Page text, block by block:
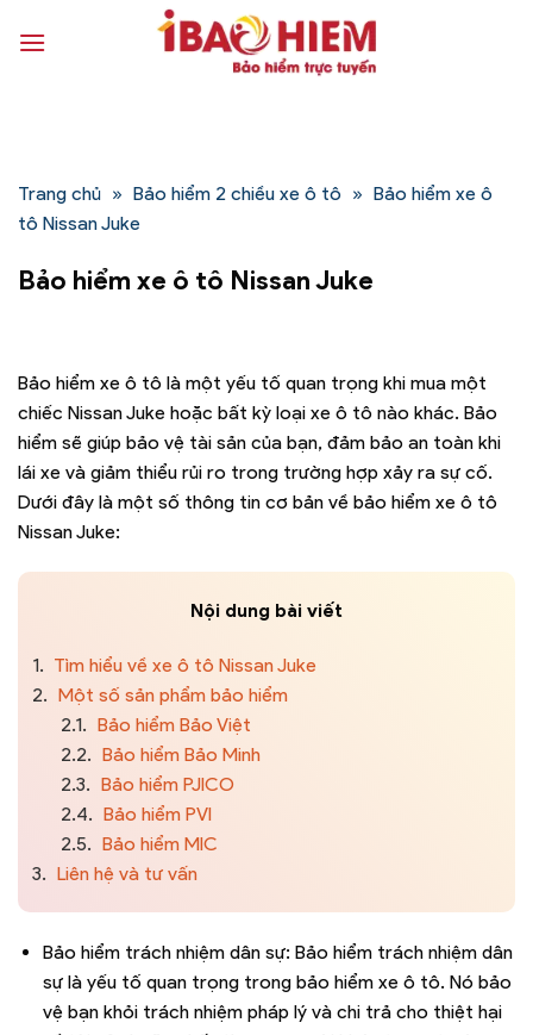
qua
Trang chủ » Bảo hiểm 2 chiều xe ô tô » Bảo hiểm xe ô
tô Nissan Juke
Bảo hiểm xe ô tô Nissan Juke
Bảo hiểm xe ô tô là một yếu tố quan trọng khi mua một
chiếc Nissan Juke hoặc bất kỳ loại xe ô tô nào khác. Bảo
hiểm sẽ giúp bảo vệ tài sản của bạn, đảm bảo an toàn khi
lái xe và giảm thiểu rủi ro trong trường hợp xảy ra sự cố.
Dưới đây là một số thông tin cơ bản về bảo hiểm xe ô tô
Nissan Juke:
Nội dung bài viết
1. Tìm hiểu về xe ô tô Nissan Juke
2. Một số sản phẩm bảo hiểm
2.1. Bảo hiểm Bảo Việt
2.2. Bảo hiểm Bảo Minh
2.3. Bảo hiểm PJICO
2.4. Bảo hiểm PVI
2.5. Bảo hiểm MIC
3. Liên hệ và tư vấn
Bảo hiểm trách nhiệm dân sự: Bảo hiểm trách nhiệm dân
sự là yếu tố quan trọng trong bảo hiểm xe ô tô. Nó bảo
vệ bạn khỏi trách nhiệm pháp lý và chi trả cho thiệt hại